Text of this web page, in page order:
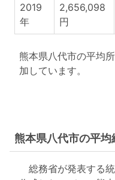
2019
年
2,656,098
円
熊本県八代市の平均
加しています。
熊本県八代市の平均
総務省が発表する